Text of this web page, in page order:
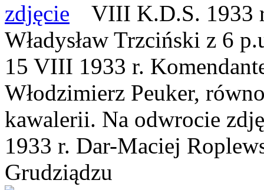
VIII K.D.S. 1933
Władysław Trzciński z 6
15 VIII 1933 r.
Włodzimierz Peuker,
kawalerii. Na odwrocie
1933 r. Dar-Maciej
Grudziądzu